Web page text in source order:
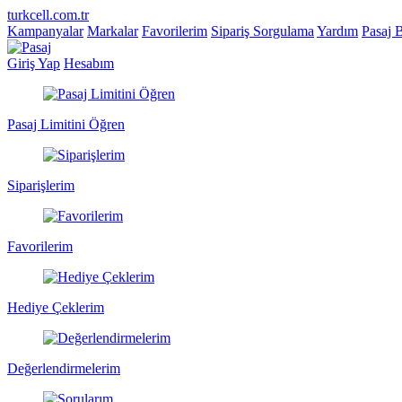
turkcell.com.tr
Kampanyalar Markalar Favorilerim Sipariş Sorgulama Yardım Pasaj
Giriş Yap Hesabım
Pasaj Limitini Öğren
Siparişlerim
Favorilerim
Hediye Çeklerim
Değerlendirmelerim